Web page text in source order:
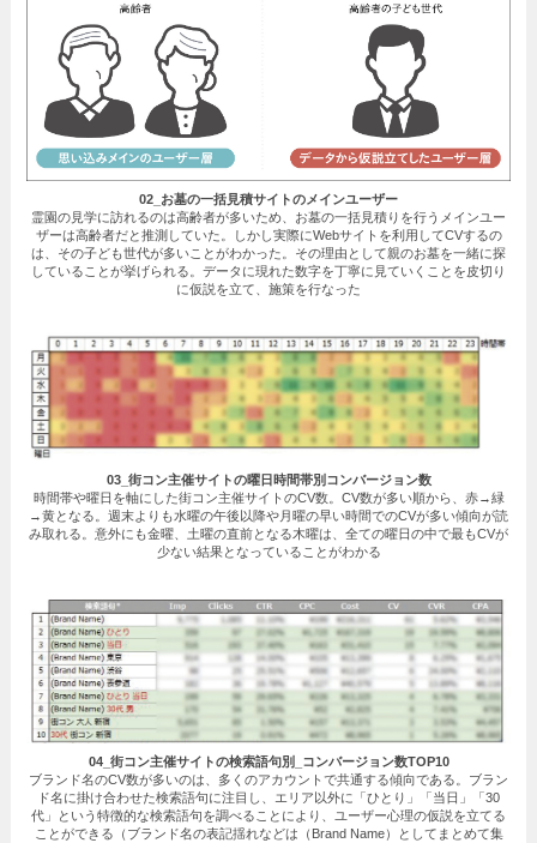
02_お墓の一括見積サイトのメインユーザー
霊園の見学に訪れるのは高齢者が多いため、お墓の一括見積りを行うメインユー
ザーは高齢者だと推測していた。しかし実際にWebサイトを利用してCVするの
は、その子ども世代が多いことがわかった。その理由として親のお墓を一緒に探
していることが挙げられる。データに現れた数字を丁寧に見ていくことを皮切り
に仮説を立て、施策を行なった
03_街コン主催サイトの曜日時間帯別コンバージョン数
時間帯や曜日を軸にした街コン主催サイトのCV数。CV数が多い順から、赤→緑
→黄となる。週末よりも水曜の午後以降や月曜の早い時間でのCVが多い傾向が読
み取れる。意外にも金曜、土曜の直前となる木曜は、全ての曜日の中で最もCVが
少ない結果となっていることがわかる
04_街コン主催サイトの検索語句別_コンバージョン数TOP10
ブランド名のCV数が多いのは、多くのアカウントで共通する傾向である。ブラン
ド名に掛け合わせた検索語句に注目し、エリア以外に「ひとり」「当日」「30
代」という特徴的な検索語句を調べることにより、ユーザー心理の仮説を立てる
ことができる（ブランド名の表記揺れなどは（Brand Name）としてまとめて集